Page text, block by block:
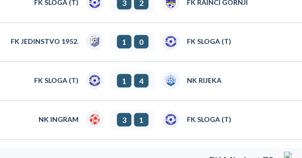
FK SLOGA (T) 3 2 FK RAINCI GORNJI
FK JEDINSTVO 1952. 1 0 FK SLOGA (T)
FK SLOGA (T) 1 4 NK RIJEKA
NK INGRAM 3 1 FK SLOGA (T)